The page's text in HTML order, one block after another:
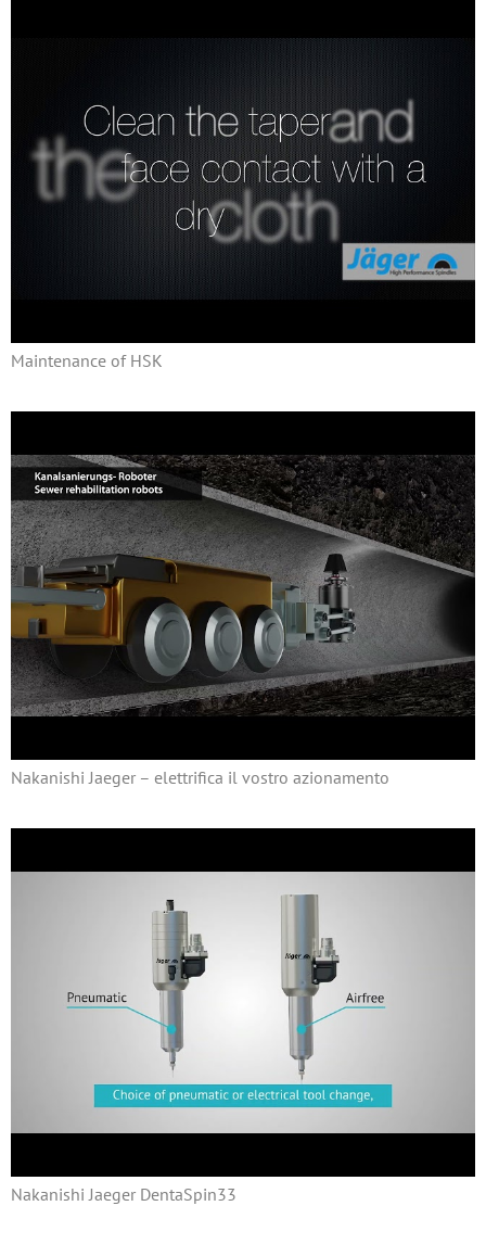
Maintenance of HSK
Nakanishi Jaeger – elettrifica il vostro azionamento
Nakanishi Jaeger DentaSpin33